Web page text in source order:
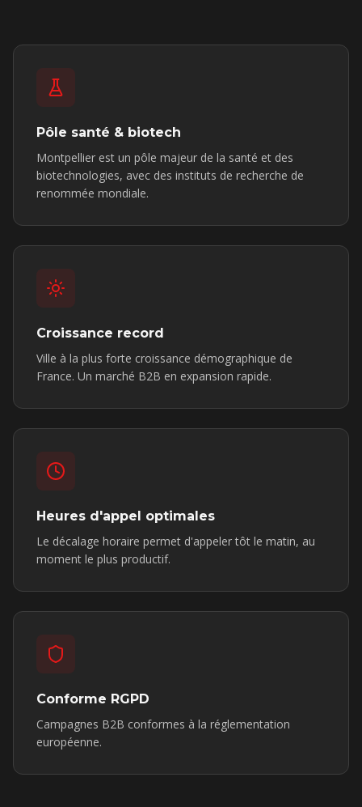
Pôle santé & biotech
Montpellier est un pôle majeur de la santé et des
biotechnologies, avec des instituts de recherche de
renommée mondiale.
Croissance record
Ville à la plus forte croissance démographique de
France. Un marché B2B en expansion rapide.
Heures d'appel optimales
Le décalage horaire permet d'appeler tôt le matin, au
moment le plus productif.
Conforme RGPD
Campagnes B2B conformes à la réglementation
européenne.